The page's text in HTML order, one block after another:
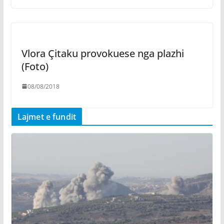
Vlora Çitaku provokuese nga plazhi
(Foto)
08/08/2018
Lajmet e fundit